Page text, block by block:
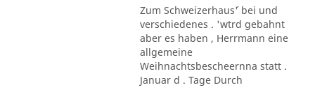
Zum Schweizerhaus´' bei und
verschiedenes . 'wtrd gebahnt
aber es haben , Herrmann eine
allgemeine
Weihnachtsbescheernna statt .
Januar d . Tage Durch